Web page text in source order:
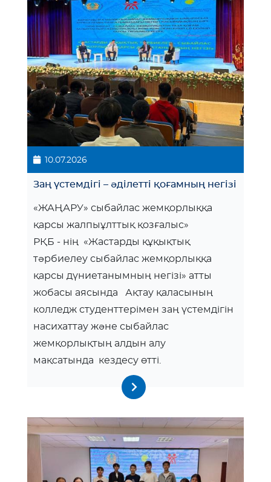
10.07.2026
Заң үстемдігі – әділетті қоғамның негізі
«ЖАҢАРУ» сыбайлас жемқорлыққа
қарсы жалпыұлттық қозғалыс»
РҚБ - нің «Жастарды құқықтық
тәрбиелеу сыбайлас жемқорлыққа
қарсы дүниетанымның негізі» атты
жобасы аясында Ақтау қаласының
колледж студенттерімен заң үстемдігін
насихаттау және сыбайлас
жемқорлықтың алдын алу
мақсатында кездесу өтті.